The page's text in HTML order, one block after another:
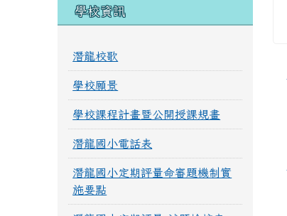
學校資訊
潛龍校歌
學校願景
學校課程計畫暨公開授課規畫
潛龍國小電話表
潛龍國小定期評量命審題機制實
施要點